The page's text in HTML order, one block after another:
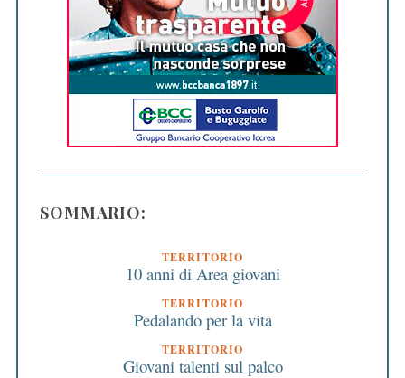
SOMMARIO:
TERRITORIO
10 anni di Area giovani
TERRITORIO
Pedalando per la vita
TERRITORIO
Giovani talenti sul palco